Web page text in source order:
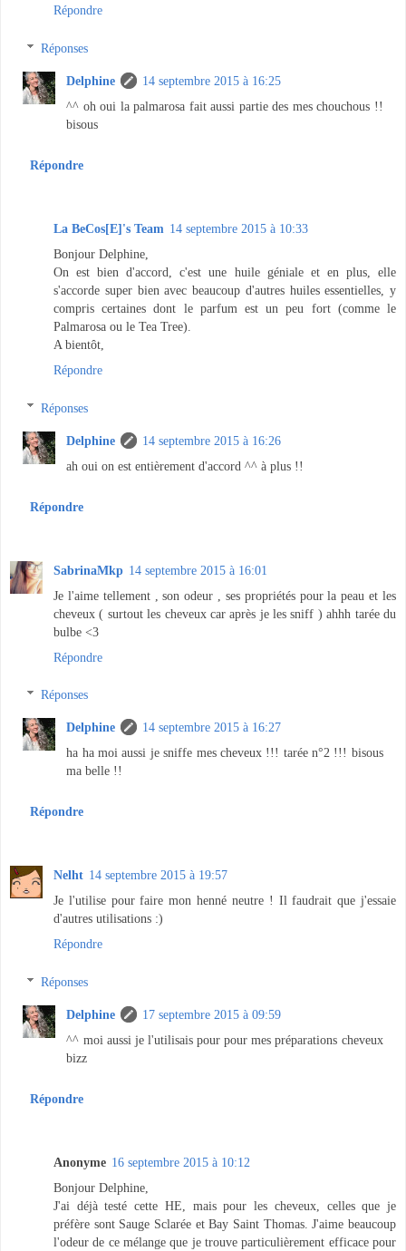
Répondre
Réponses
Delphine
14 septembre 2015 à 16:25
^^ oh oui la palmarosa fait aussi partie des mes chouchous !!
bisous
Répondre
La BeCos[E]'s Team 14 septembre 2015 à 10:33
Bonjour Delphine,
On est bien d'accord, c'est une huile géniale et en plus, elle
s'accorde super bien avec beaucoup d'autres huiles essentielles, y
compris certaines dont le parfum est un peu fort (comme le
Palmarosa ou le Tea Tree).
A bientôt,
Répondre
Réponses
Delphine
14 septembre 2015 à 16:26
ah oui on est entièrement d'accord ^^ à plus !!
Répondre
SabrinaMkp 14 septembre 2015 à 16:01
Je l'aime tellement , son odeur , ses propriétés pour la peau et les
cheveux ( surtout les cheveux car après je les sniff ) ahhh tarée du
bulbe <3
Répondre
Réponses
Delphine
14 septembre 2015 à 16:27
ha ha moi aussi je sniffe mes cheveux !!! tarée n°2 !!! bisous
ma belle !!
Répondre
Nelht 14 septembre 2015 à 19:57
Je l'utilise pour faire mon henné neutre ! Il faudrait que j'essaie
d'autres utilisations :)
Répondre
Réponses
Delphine
17 septembre 2015 à 09:59
^^ moi aussi je l'utilisais pour pour mes préparations cheveux
bizz
Répondre
Anonyme 16 septembre 2015 à 10:12
Bonjour Delphine,
J'ai déjà testé cette HE, mais pour les cheveux, celles que je
préfère sont Sauge Sclarée et Bay Saint Thomas. J'aime beaucoup
l'odeur de ce mélange que je trouve particulièrement efficace pour